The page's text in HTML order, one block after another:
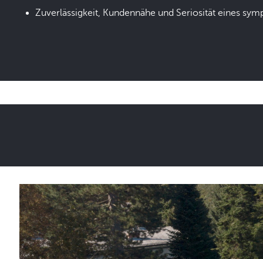
Zuverlässigkeit, Kundennähe und Seriosität eines